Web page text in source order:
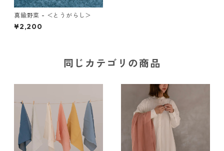
真鍮野菜 - ＜とうがらし＞
¥2,200
同じカテゴリの商品